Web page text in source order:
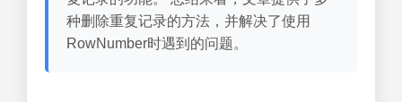
种删除重复记录的方法，并解决了使用
RowNumber时遇到的问题。